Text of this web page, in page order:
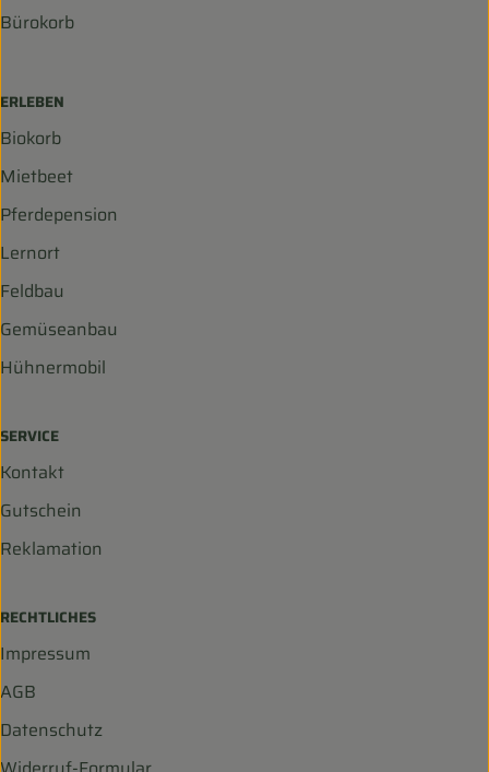
Bürokorb
ERLEBEN
Biokorb
Mietbeet
Pferdepension
Lernort
Feldbau
Gemüseanbau
Hühnermobil
SERVICE
Kontakt
Gutschein
Reklamation
RECHTLICHES
Impressum
AGB
Datenschutz